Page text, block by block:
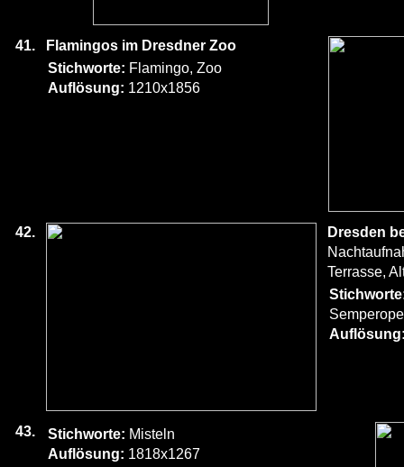
41.
Flamingos im Dresdner Zoo
Stichworte: Flamingo, Zoo
Auflösung: 1210x1856
42.
Dresden
Terrasse,
43. Stichworte: Misteln
Auflösung: 1818x1267